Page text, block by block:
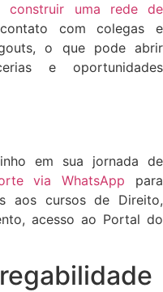
construir uma rede de
com colegas e
o que pode abrir
e oportunidades
em sua jornada de
via WhatsApp para
aos cursos de Direito,
acesso ao Portal do